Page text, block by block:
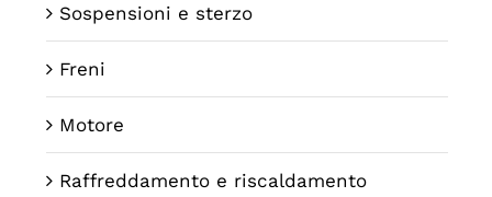
Sospensioni e sterzo
Freni
Motore
Raffreddamento e riscaldamento